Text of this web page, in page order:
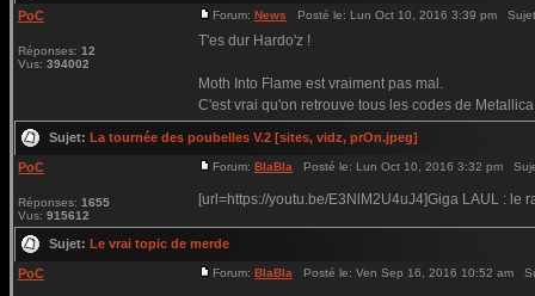
PoC
Réponses: 12
Vus: 394002
Forum: News Posté le: Lun Oct 10, 2016 3:39 pm
T'es dur Hardo'z !
Moth Into Flame est vraiment pas mal.
C'est vrai qu'on retrouve tous les codes de
Sujet: La tournée des poubelles V.2 [sites, vidz, prOn.jpeg]
PoC
Réponses: 1655
Vus: 915612
Forum: BlaBla Posté le: Lun Oct 10, 2016 3:32 pm
[url=https://youtu.be/E3NlM2U4uJ4]Giga LAUL : le
Sujet: Le vrai topic de merde
PoC Forum: BlaBla Posté le: Ven Sep 16, 2016 10:52 am